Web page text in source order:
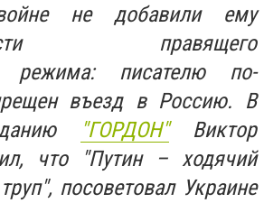
не добавили ему
правящего
режима: писателю по-
въезд в Россию. В
"ГОРДОН"Виктор
что "Путин – ходячий
посоветовал Украине